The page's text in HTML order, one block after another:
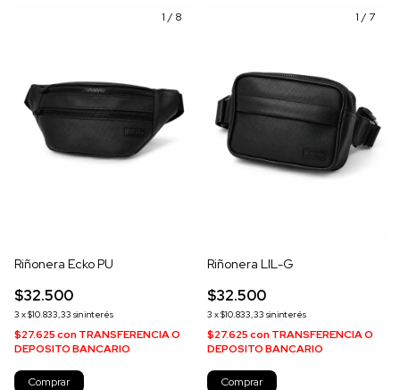
1 / 8
Riñonera Ecko PU
$32.500
3 x$10.833,33 sin interés
$27.625conTRANSFERENCIA O
DEPOSITO BANCARIO
Comprar
1 / 7
Riñonera LIL-G
$32.500
3 x$10.833,33 sin interés
$27.625conTRANSFERENCIA O
DEPOSITO BANCARIO
Comprar